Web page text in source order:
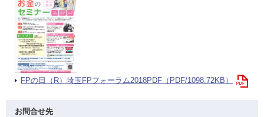
FPの日（R）埼玉FPフォーラム2018PDF（PDF/1098.72KB）
お問合せ先